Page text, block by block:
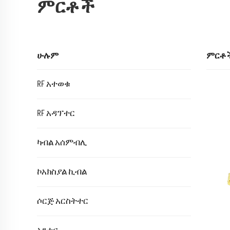
ምርቶች
ሁሉም
RF አተወቁ
RF አዳፕተር
ካብል አሰምብሊ
ኮአክስያል ኪብል
ሶርጅ አርስትተር